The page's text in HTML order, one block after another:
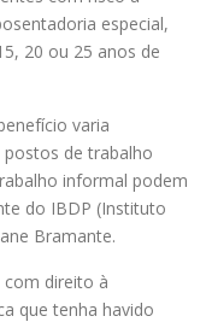
especial,
20 ou 25 anos de
varia
de trabalho
informal podem
do IBDP (Instituto
Bramante.
com direito à
que tenha havido